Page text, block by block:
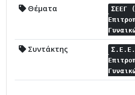
Θέματα
ΣΕΕΓ
Συντάκτης